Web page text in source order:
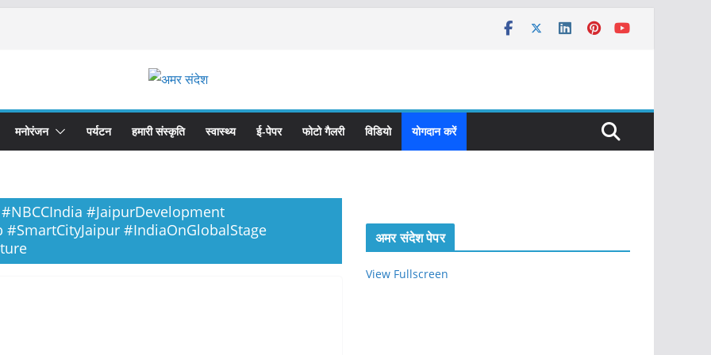
मनोरंजन पर्यटन हमारी संस्कृति स्वास्थ्य ई-पेपर फोटो गैलरी विडियो योगदान करें
#JaipurDevelopment
#IndiaOnGlobalStage
अमर संदेश पेपर
View Fullscreen